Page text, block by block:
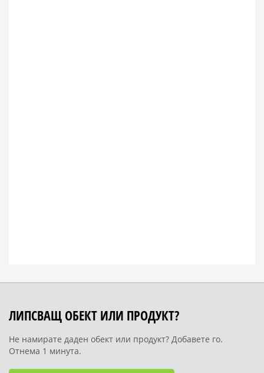
ЛИПСВАЩ ОБЕКТ ИЛИ ПРОДУКТ?
Не намирате даден обект или продукт? Добавете го.
Отнема 1 минута.